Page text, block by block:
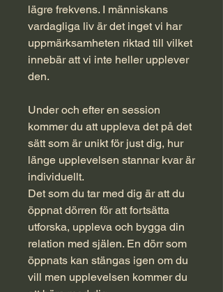
lägre frekvens. I människans
vardagliga liv är det inget vi har
uppmärksamheten riktad till vilket
innebär att vi inte heller upplever
den.
Under och efter en session
kommer du att uppleva det på det
sätt som är unikt för just dig, hur
länge upplevelsen stannar kvar är
individuellt.
Det som du tar med dig är att du
öppnat dörren för att fortsätta
utforska, uppleva och bygga din
relation med själen. En dörr som
öppnats kan stängas igen om du
vill men upplevelsen kommer du